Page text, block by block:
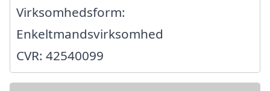
Virksomhedsform:
Enkeltmandsvirksomhed
CVR: 42540099